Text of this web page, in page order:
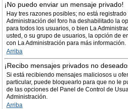
¡No puedo enviar un mensaje privado!
Hay tres razones posibles; no está
Administración del foro ha deshabilitado la
para todos los usuarios, o bien La
usted, o su grupo de usuarios, la opción de
con La Administración para más información.
Arriba
¡Recibo mensajes privados no
Si está recibiendo mensajes maliciosos u
particular, puede bloquearlo para que no le
de las opciones del Panel de Control de
Administración.
Arriba